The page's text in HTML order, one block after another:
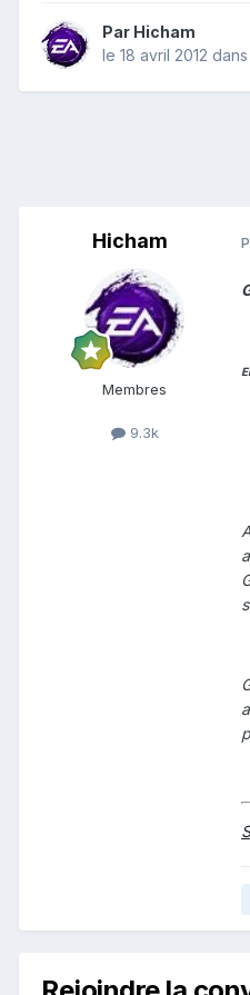
Par Hicham
le 18 avril 2012 dans
Hicham
Membres
9.3k